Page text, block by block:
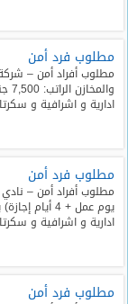
مطلوب فرد أمن
مطلوب أفراد أمن –
ادارية و اشرافية و
مطلوب فرد أمن
يوم عمل + 4
ادارية و اشرافية و
مطلوب فرد أمن